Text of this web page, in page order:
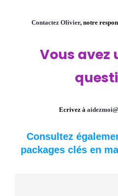
Contactez Olivier, notre
Vous avez
Ecrivez à
Consultez
packages clés en